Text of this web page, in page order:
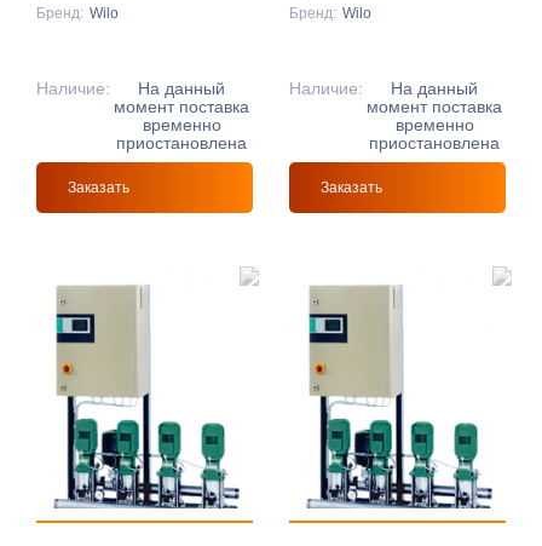
Бренд: Wilo
Наличие:
На данный
момент поставка
временно
приостановлена
Заказать
Бренд: Wilo
Наличие:
На данный
момент поставка
временно
приостановлена
Заказать